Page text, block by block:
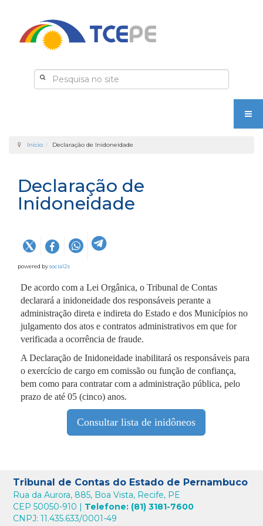
Início Declaração de Inidoneidade
Declaração de
Inidoneidade
powered bysocial2s
De acordo com a Lei Orgânica, o Tribunal de Contas
declarará a inidoneidade dos responsáveis perante a
administração direta e indireta do Estado e dos Municípios no
julgamento dos atos e contratos administrativos em que for
verificada a ocorrência de fraude.
A Declaração de Inidoneidade inabilitará os responsáveis para
o exercício de cargo em comissão ou função de confiança,
bem como para contratar com a administração pública, pelo
prazo de até 05 (cinco) anos.
Consultar lista de inidôneos
Tribunal de Contas do Estado de Pernambuco
Rua da Aurora, 885, Boa Vista, Recife, PE
CEP 50050-910 | Telefone: (81) 3181-7600
CNPJ: 11.435.633/0001-49